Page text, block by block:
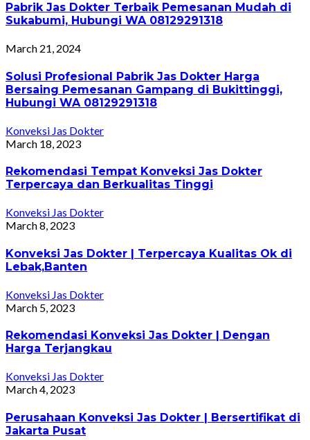
Pabrik Jas Dokter Terbaik Pemesanan Mudah di
Sukabumi, Hubungi WA 08129291318
March 21, 2024
Solusi Profesional Pabrik Jas Dokter Harga
Bersaing Pemesanan Gampang di Bukittinggi,
Hubungi WA 08129291318
Konveksi Jas Dokter
March 18, 2023
Rekomendasi Tempat Konveksi Jas Dokter
Terpercaya dan Berkualitas Tinggi
Konveksi Jas Dokter
March 8, 2023
Konveksi Jas Dokter | Terpercaya Kualitas Ok di
Lebak,Banten
Konveksi Jas Dokter
March 5, 2023
Rekomendasi Konveksi Jas Dokter | Dengan
Harga Terjangkau
Konveksi Jas Dokter
March 4, 2023
Perusahaan Konveksi Jas Dokter | Bersertifikat di
Jakarta Pusat